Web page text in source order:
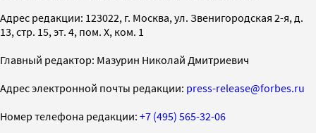
Адрес редакции: 123022, г. Москва, ул. Звенигородская 2-я, д.
13, стр. 15, эт. 4, пом. X, ком. 1
Главный редактор: Мазурин Николай Дмитриевич
Адрес электронной почты редакции: press-release@forbes.ru
Номер телефона редакции: +7 (495) 565-32-06